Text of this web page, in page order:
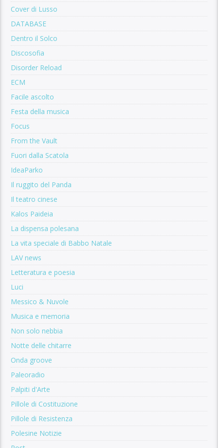
Cover di Lusso
DATABASE
Dentro il Solco
Discosofia
Disorder Reload
ECM
Facile ascolto
Festa della musica
Focus
From the Vault
Fuori dalla Scatola
IdeaParko
Il ruggito del Panda
Il teatro cinese
Kalos Paideia
La dispensa polesana
La vita speciale di Babbo Natale
LAV news
Letteratura e poesia
Luci
Messico & Nuvole
Musica e memoria
Non solo nebbia
Notte delle chitarre
Onda groove
Paleoradio
Palpiti d'Arte
Pillole di Costituzione
Pillole di Resistenza
Polesine Notizie